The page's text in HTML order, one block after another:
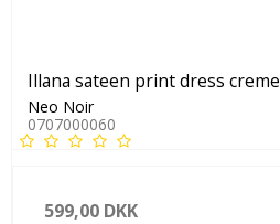
Illana sateen print dress creme
Neo Noir
0707000060
599,00 DKK